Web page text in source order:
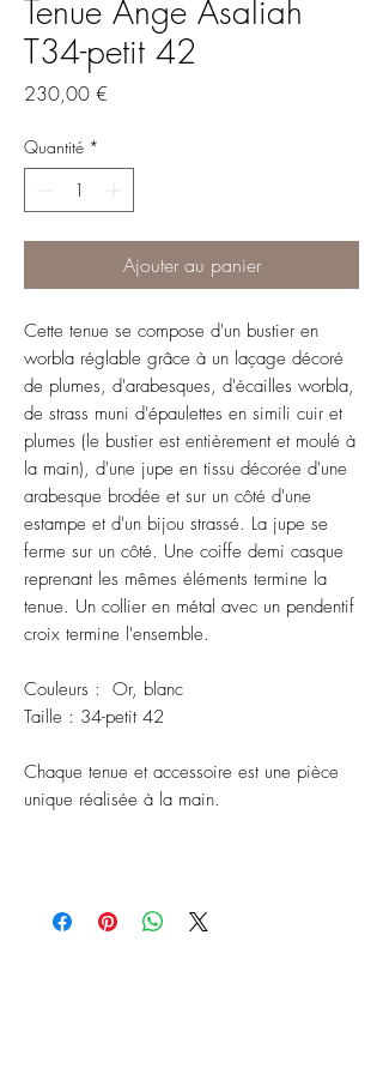
Tenue Ange Asaliah
T34-petit 42
230,00 €
Quantité *
Ajouter au panier
Cette tenue se compose d'un bustier en
worbla réglable grâce à un laçage décoré
de plumes, d'arabesques, d'écailles worbla,
de strass muni d'épaulettes en simili cuir et
plumes (le bustier est entièrement et moulé à
la main), d'une jupe en tissu décorée d'une
arabesque brodée et sur un côté d'une
estampe et d'un bijou strassé. La jupe se
ferme sur un côté. Une coiffe demi casque
reprenant les mêmes éléments termine la
tenue. Un collier en métal avec un pendentif
croix termine l'ensemble.
Couleurs : Or, blanc
Taille : 34-petit 42
Chaque tenue et accessoire est une pièce
unique réalisée à la main.